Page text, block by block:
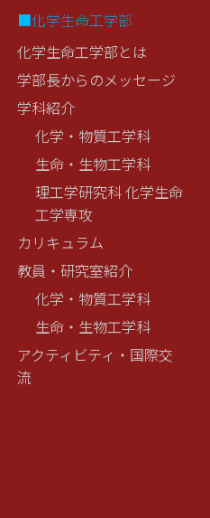
■化学生命工学部
化学生命工学部とは
学部長からのメッセージ
学科紹介
化学・物質工学科
生命・生物工学科
理工学研究科 化学生命
工学専攻
カリキュラム
教員・研究室紹介
化学・物質工学科
生命・生物工学科
アクティビティ・国際交
流